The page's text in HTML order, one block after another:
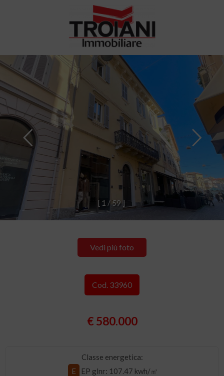
[ 1 /59 ]
Vedi più foto
Cod. 33960
€ 580.000
Classe energetica:
E
EP glnr: 107.47 kwh/㎡